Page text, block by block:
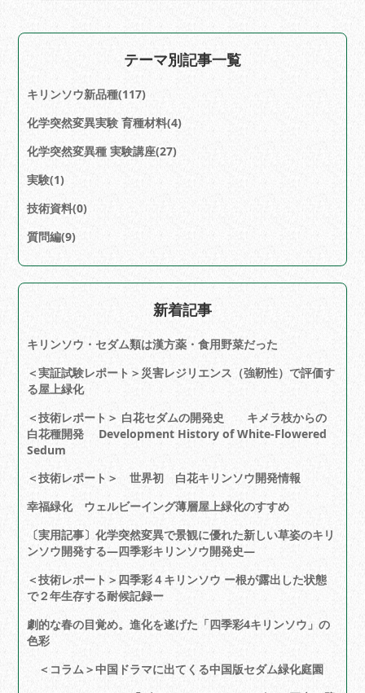
テーマ別記事一覧
キリンソウ新品種(117)
化学突然変異実験 育種材料(4)
化学突然変異種 実験講座(27)
実験(1)
技術資料(0)
質問編(9)
新着記事
キリンソウ・セダム類は漢方薬・食用野菜だった
＜実証試験レポート＞災害レジリエンス（強靭性）で評価す
る屋上緑化
＜技術レポート＞ 白花セダムの開発史 キメラ枝からの
白花種開発 Development History of White-Flowered
Sedum
＜技術レポート＞ 世界初 白花キリンソウ開発情報
幸福緑化 ウェルビーイング薄層屋上緑化のすすめ
〔実用記事〕化学突然変異で景観に優れた新しい草姿のキリ
ンソウ開発する―四季彩キリンソウ開発史―
＜技術レポート＞四季彩４キリンソウ ー根が露出した状態
で２年生存する耐候記録ー
劇的な春の目覚め。進化を遂げた「四季彩4キリンソウ」の
色彩
＜コラム＞中国ドラマに出てくる中国版セダム緑化庭園